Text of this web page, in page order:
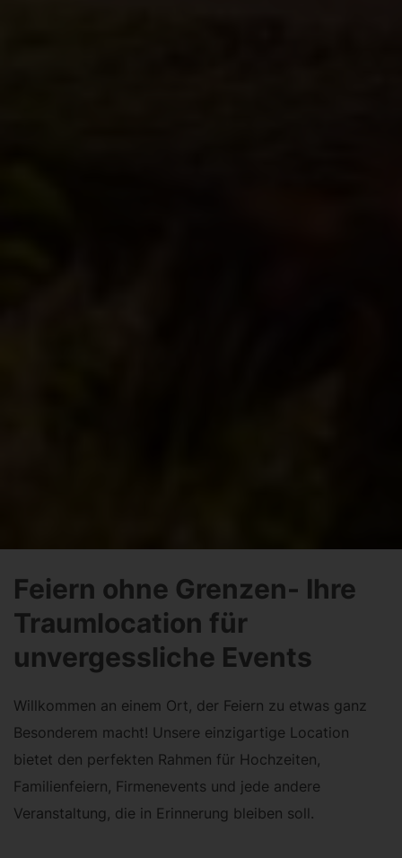
Feiern ohne Grenzen- Ihre
Traumlocation für
unvergessliche Events
Willkommen an einem Ort, der Feiern zu etwas ganz
Besonderem macht! Unsere einzigartige Location
bietet den perfekten Rahmen für Hochzeiten,
Familienfeiern, Firmenevents und jede andere
Veranstaltung, die in Erinnerung bleiben soll.